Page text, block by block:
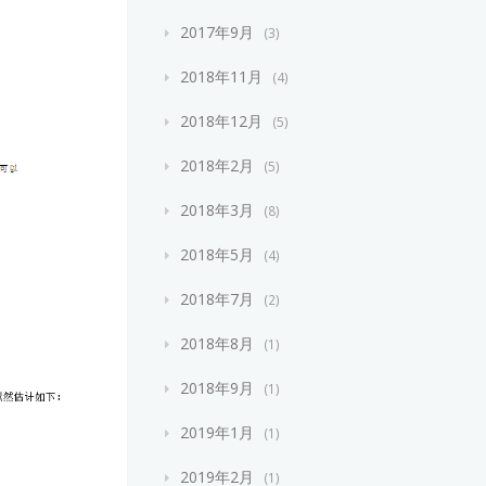
2017年9月 3
2018年11月 4
2018年12月 5
2018年2月 5
2018年3月 8
2018年5月 4
2018年7月 2
2018年8月 1
2018年9月 1
2019年1月 1
2019年2月 1